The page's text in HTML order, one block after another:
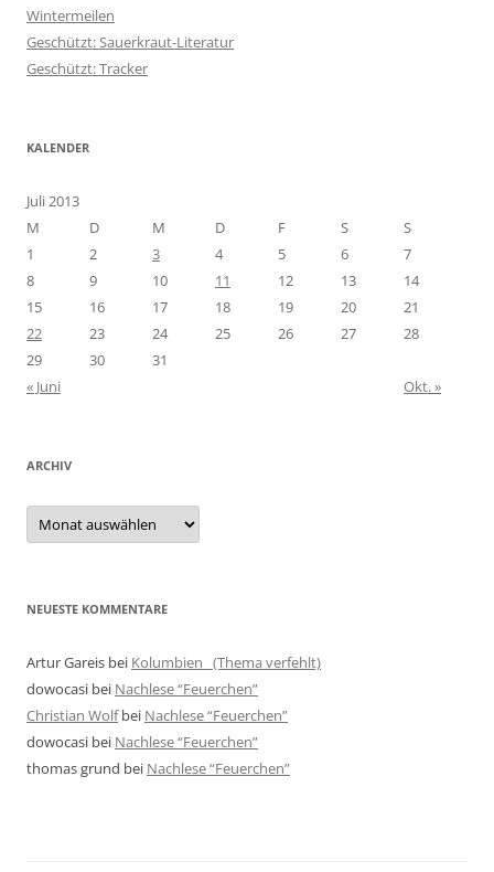
Wintermeilen
Geschützt: Sauerkraut-Literatur
Geschützt: Tracker
KALENDER
Juli 2013
M
D M D F S
S
1
2 3 4 5 6
7
8
9 10 11 12 13
14
15
16 17 18 19 20
21
22
23 24 25 26 27
28
29
30
31
« Juni
Okt. »
ARCHIV
Archiv
NEUESTE KOMMENTARE
Artur Gareis bei Kolumbien (Thema verfehlt)
dowocasi bei Nachlese “Feuerchen”
Christian Wolfbei Nachlese “Feuerchen”
dowocasi bei Nachlese “Feuerchen”
thomas grund bei Nachlese “Feuerchen”